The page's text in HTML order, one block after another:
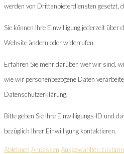
werden von Drittanbieterdiensten gesetzt,
Sie können Ihre Einwilligung jederzeit über
Website ändern oder widerrufen.
Erfahren Sie mehr darüber, wer wir sind,
wie wir personenbezogene Daten
Datenschutzerklärung.
Bitte geben Sie Ihre Einwilligungs-ID und
bezüglich Ihrer Einwilligung kontaktieren.
Ablehnen Anpassen Ausgewählten